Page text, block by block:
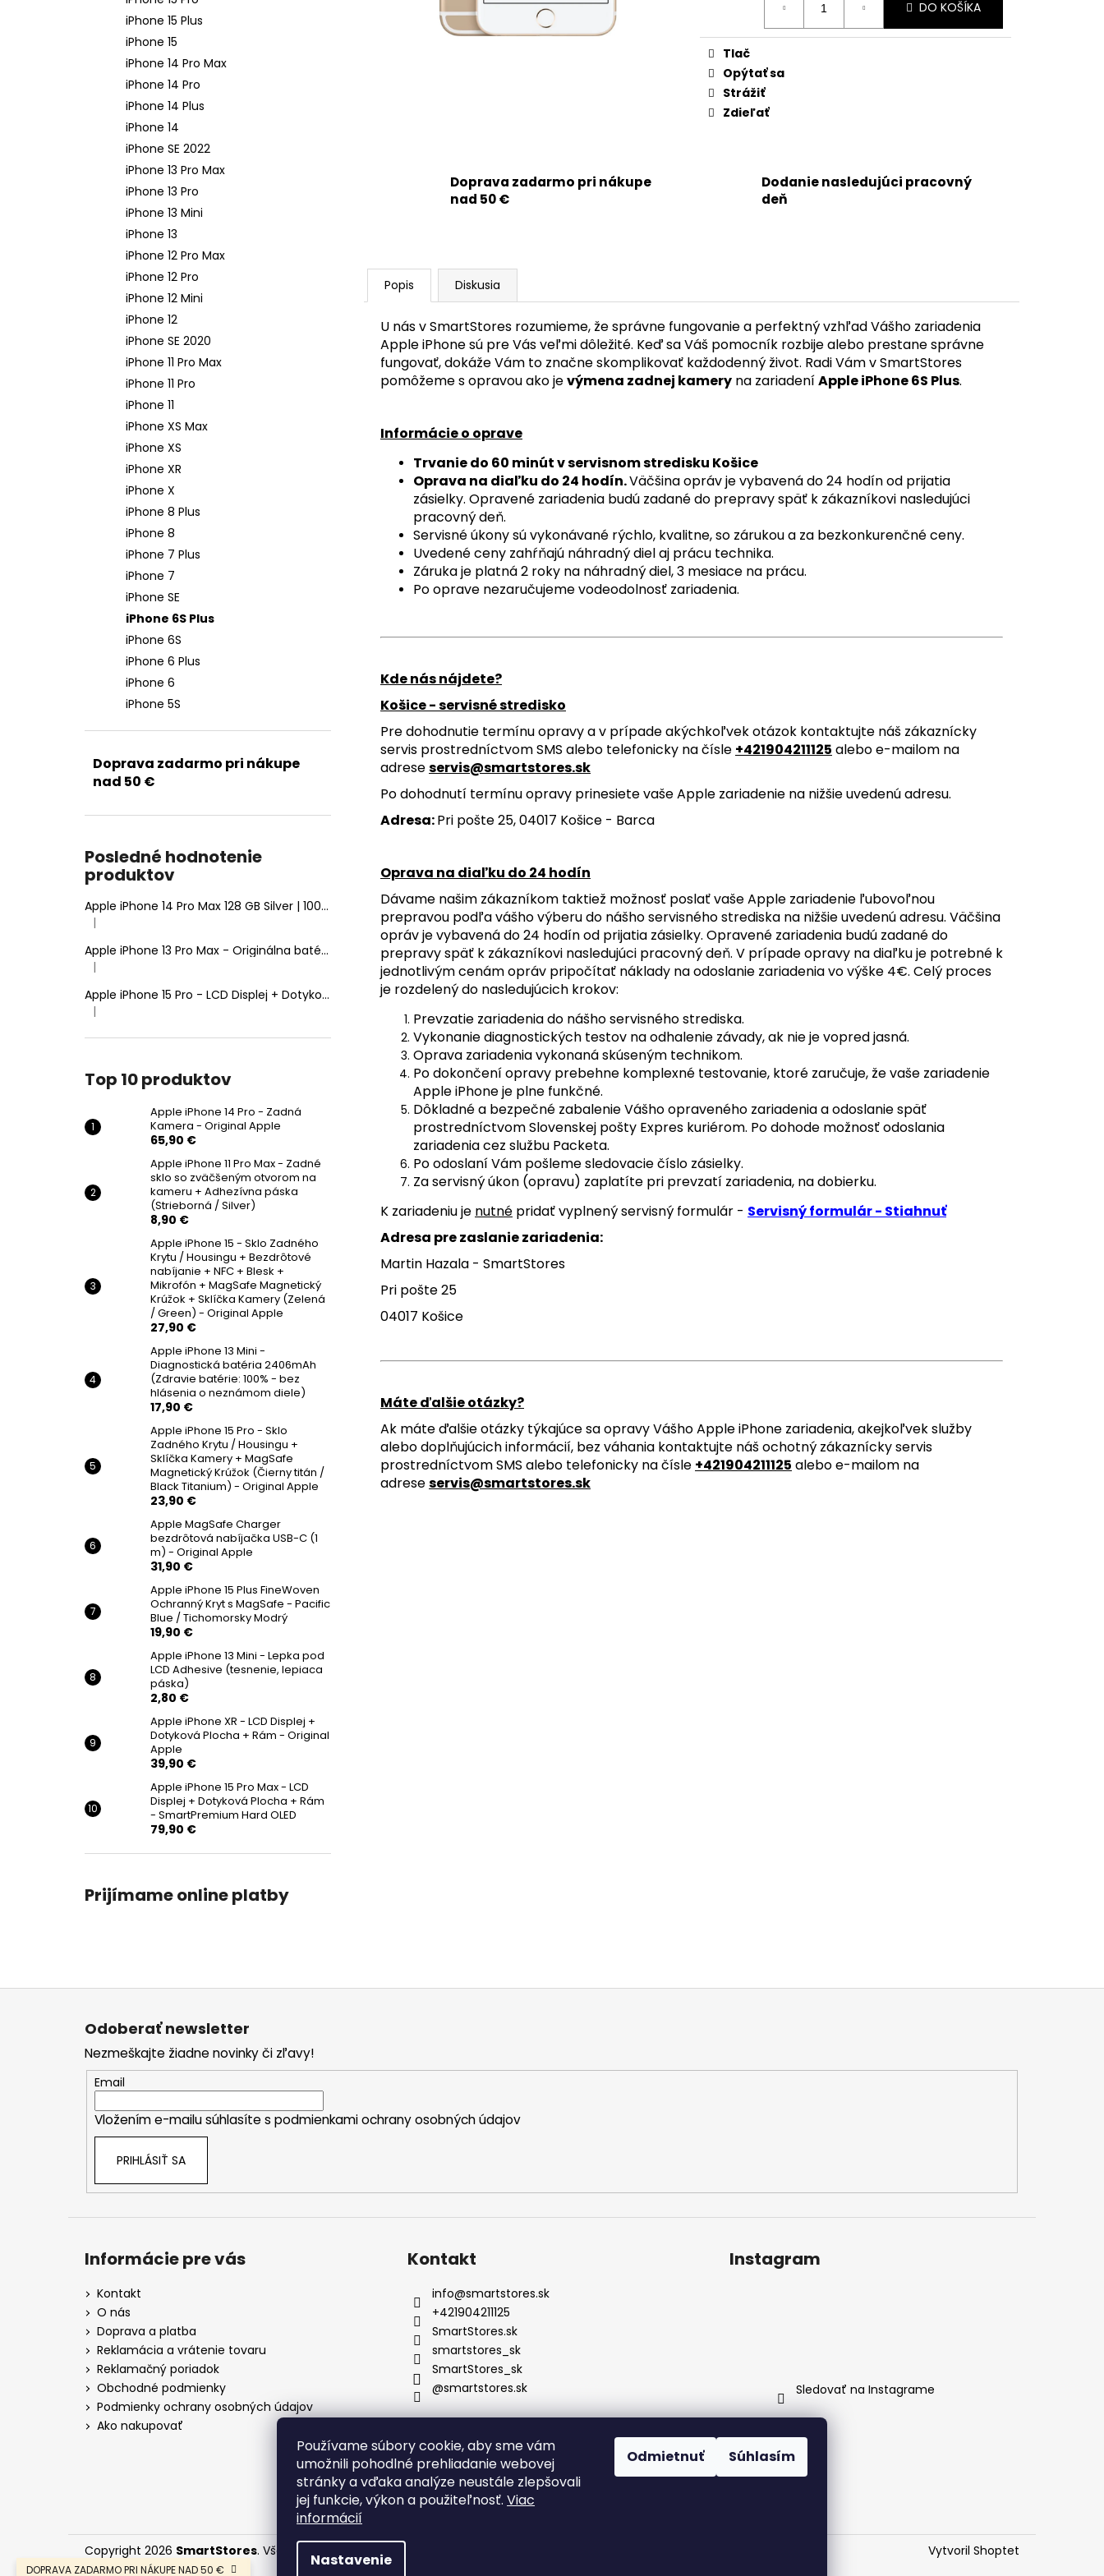
Používame súbory cookie, aby sme vám
umožnili pohodlné prehliadanie webovej
stránky a vďaka analýze neustále zlepšovali
jej funkcie, výkon a použiteľnosť. Viac
informácií
Nastavenie
Odmietnuť Súhlasím
DOPRAVA ZADARMO PRI NÁKUPE NAD 50 €
iPhone 15 Plus
iPhone 15
iPhone 14 Pro Max
iPhone 14 Pro
iPhone 14 Plus
iPhone 14
iPhone SE 2022
iPhone 13 Pro Max
iPhone 13 Pro
iPhone 13 Mini
iPhone 13
iPhone 12 Pro Max
iPhone 12 Pro
iPhone 12 Mini
iPhone 12
iPhone SE 2020
iPhone 11 Pro Max
iPhone 11 Pro
iPhone 11
iPhone XS Max
iPhone XS
iPhone XR
iPhone X
iPhone 8 Plus
iPhone 8
iPhone 7 Plus
iPhone 7
iPhone SE
iPhone 6S Plus
iPhone 6S
iPhone 6 Plus
iPhone 6
iPhone 5S
Doprava zadarmo pri nákupe
nad 50 €
Posledné hodnotenie
produktov
Apple iPhone 14 Pro Max 128 GB Silver | 100% Zdravie batérie | Stav: A (Výborný)
Hodnotenie produktu je 5 z 5 hviezdičiek.
|
Apple iPhone 13 Pro Max - Originálna batéria 4352mAh (Zdravie batérie: 100% - bez hlásenia o neznámom diele)
Hodnotenie produktu je 5 z 5 hviezdičiek.
|
Apple iPhone 15 Pro - LCD Displej + Dotyková Plocha + Rám - SmartPremium Hard OLED
Hodnotenie produktu je 5 z 5 hviezdičiek.
|
Top 10 produktov
Apple iPhone 14 Pro - Zadná
Kamera - Original Apple
65,90 €
Apple iPhone 11 Pro Max - Zadné
sklo so zväčšeným otvorom na
kameru + Adhezívna páska
(Strieborná / Silver)
8,90 €
Apple iPhone 15 - Sklo Zadného
Krytu / Housingu + Bezdrôtové
nabíjanie + NFC + Blesk +
Mikrofón + MagSafe Magnetický
Krúžok + Sklíčka Kamery (Zelená
/ Green) - Original Apple
27,90 €
Apple iPhone 13 Mini -
Diagnostická batéria 2406mAh
(Zdravie batérie: 100% - bez
hlásenia o neznámom diele)
17,90 €
Apple iPhone 15 Pro - Sklo
Zadného Krytu / Housingu +
Sklíčka Kamery + MagSafe
Magnetický Krúžok (Čierny titán /
Black Titanium) - Original Apple
23,90 €
Apple MagSafe Charger
bezdrôtová nabíjačka USB-C (1
m) - Original Apple
31,90 €
Apple iPhone 15 Plus FineWoven
Ochranný Kryt s MagSafe - Pacific
Blue / Tichomorsky Modrý
19,90 €
Apple iPhone 13 Mini - Lepka pod
LCD Adhesive (tesnenie, lepiaca
páska)
2,80 €
Apple iPhone XR - LCD Displej +
Dotyková Plocha + Rám - Original
Apple
39,90 €
Apple iPhone 15 Pro Max - LCD
Displej + Dotyková Plocha + Rám
- SmartPremium Hard OLED
79,90 €
Prijímame online platby
DO KOŠÍKA
Tlač
Opýtať sa
Strážiť
Zdieľať
Doprava zadarmo pri nákupe
nad 50 €
Dodanie nasledujúci pracovný
deň
Popis Diskusia
U nás v SmartStores rozumieme, že správne fungovanie a perfektný vzhľad Vášho zariadenia
Apple iPhone sú pre Vás veľmi dôležité. Keď sa Váš pomocník rozbije alebo prestane správne
fungovať, dokáže Vám to značne skomplikovať každodenný život. Radi Vám v SmartStores
pomôžeme s opravou ako jevýmena zadnej kamery na zariadeníApple iPhone 6S Plus.
Informácie o oprave
Trvanie do 60 minút v servisnom stredisku Košice
Oprava na diaľku do 24 hodín.Väčšina opráv je vybavená do 24 hodín od prijatia
zásielky. Opravené zariadenia budú zadané do prepravy späť k zákazníkovi nasledujúci
pracovný deň.
Servisné úkony sú vykonávané rýchlo, kvalitne, so zárukou a za bezkonkurenčné ceny.
Uvedené ceny zahŕňajú náhradný diel aj prácu technika.
Záruka je platná 2 roky na náhradný diel, 3 mesiace na prácu.
Po oprave nezaručujeme vodeodolnosť zariadenia.
Kde nás nájdete?
Košice - servisné stredisko
Pre dohodnutie termínu opravy a v prípade akýchkoľvek otázok kontaktujte náš zákaznícky
servis prostredníctvom SMS alebo telefonicky na čísle +421904211125 alebo e-mailom na
adreseservis@smartstores.sk
Po dohodnutí termínu opravy prinesiete vaše Apple zariadenie na nižšie uvedenú adresu.
Adresa:Pri pošte 25, 04017 Košice - Barca
Oprava na diaľku do 24 hodín
Dávame našim zákazníkom taktiež možnosť poslať vaše Apple zariadenie ľubovoľnou
prepravou podľa vášho výberu do nášho servisného strediska na nižšie uvedenú adresu. Väčšina
opráv je vybavená do 24 hodín od prijatia zásielky. Opravené zariadenia budú zadané do
prepravy späť k zákazníkovi nasledujúci pracovný deň. V prípade opravy na diaľku je potrebné k
jednotlivým cenám opráv pripočítať náklady na odoslanie zariadenia vo výške 4€. Celý proces
je rozdelený do nasledujúcich krokov:
Prevzatie zariadenia do nášho servisného strediska.
Vykonanie diagnostických testov na odhalenie závady, ak nie je vopred jasná.
Oprava zariadenia vykonaná skúseným technikom.
Po dokončení opravy prebehne komplexné testovanie, ktoré zaručuje, že vaše zariadenie
Apple iPhone je plne funkčné.
Dôkladné a bezpečné zabalenie Vášho opraveného zariadenia a odoslanie späť
prostredníctvom Slovenskej pošty Expres kuriérom. Po dohode možnosť odoslania
zariadenia cez službu Packeta.
Po odoslaní Vám pošleme sledovacie číslo zásielky.
Za servisný úkon (opravu) zaplatíte pri prevzatí zariadenia, na dobierku.
K zariadeniu je nutné pridať vyplnený servisný formulár - Servisný formulár - Stiahnuť
Adresa pre zaslanie zariadenia:
Martin Hazala - SmartStores
Pri pošte 25
04017 Košice
Máte ďalšie otázky?
Ak máte ďalšie otázky týkajúce sa opravy Vášho Apple iPhone zariadenia, akejkoľvek služby
alebo doplňujúcich informácií, bez váhania kontaktujte náš ochotný zákaznícky servis
prostredníctvom SMS alebo telefonicky na čísle +421904211125 alebo e-mailom na
adreseservis@smartstores.sk
APPLE IPHONE 14 PRO - ZADNÁ KAMERA
- ORIGINAL APPLE
65,90 €
APPLE IPHONE 11 PRO MAX - ZADNÉ SKLO
SO ZVÄČŠENÝM OTVOROM NA KAMERU
+ ADHEZÍVNA PÁSKA (STRIEBORNÁ /
APPLE IPHONE 15 - SKLO ZADNÉHO
KRYTU / HOUSINGU + BEZDRÔTOVÉ
NABÍJANIE + NFC + BLESK + MIKROFÓN +
MAGSAFE MAGNETICKÝ KRÚŽOK +
SKLÍČKA KAMERY (ZELENÁ / GREEN) -
ORIGINAL APPLE
Z
Odoberať newsletter
Nezmeškajte žiadne novinky či zľavy!
Email
Vložením e-mailu súhlasíte s podmienkami ochrany osobných údajov
PRIHLÁSIŤ SA
Informácie pre vás
Kontakt
O nás
Doprava a platba
Reklamácia a vrátenie tovaru
Reklamačný poriadok
Obchodné podmienky
Podmienky ochrany osobných údajov
Ako nakupovať
Kontakt
info@smartstores.sk
+421904211125
SmartStores.sk
smartstores_sk
SmartStores_sk
@smartstores.sk
Instagram
Sledovať na Instagrame
Vytvoril Shoptet
Copyright 2026 SmartStores. Všetky práva vyhradené.